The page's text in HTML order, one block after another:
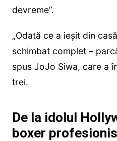
devreme”.
„Odată ce a ieșit din
schimbat complet –
spus JoJo Siwa, care a
trei.
De la idolul
boxer